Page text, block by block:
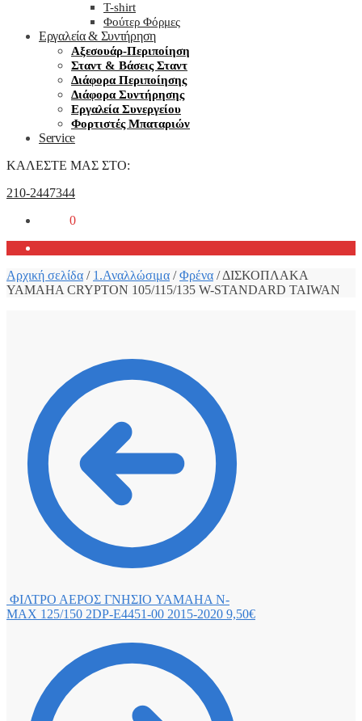
T-shirt
Φούτερ Φόρμες
Εργαλεία & Συντήρηση
Αξεσουάρ-Περιποίηση
Σταντ & Βάσεις Σταντ
Διάφορα Περιποίησης
Διάφορα Συντήρησης
Εργαλεία Συνεργείου
Φορτιστές Μπαταριών
Service
ΚΑΛΕΣΤΕ ΜΑΣ ΣΤΟ:
210-2447344
0
Αρχική σελίδα / 1.Αναλλώσιμα /Φρένα /ΔΙΣΚΟΠΛΑΚΑ
YAMAHA CRYPTON 105/115/135 W-STANDARD TAIWAN
ΦΙΛΤΡΟ ΑΕΡΟΣ ΓΝΗΣΙΟ YAMAHA N-
MAX 125/150 2DP-E4451-00 2015-2020 9,50€